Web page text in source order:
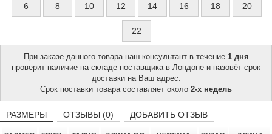
6 8 10 12 14 16 18 20
22
При заказе данного товара наш консультант в течение 1 дня
проверит наличие на складе поставщика в Лондоне и назовёт срок
доставки на Ваш адрес.
Срок поставки товара составляет около 2-х недель
РАЗМЕРЫ ОТЗЫВЫ (0) ДОБАВИТЬ ОТЗЫВ